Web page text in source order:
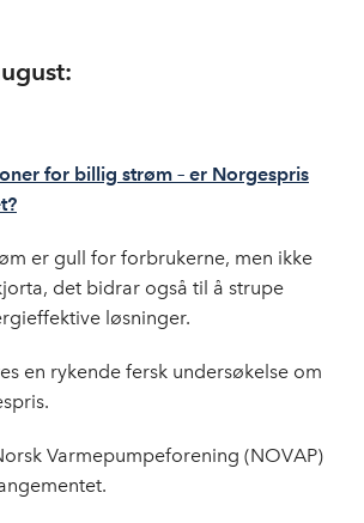
for billig strøm – er Norgespris
er gull for forbrukerne, men ikke
det bidrar også til å strupe
løsninger.
en rykende fersk undersøkelse om
Varmepumpeforening (NOVAP)